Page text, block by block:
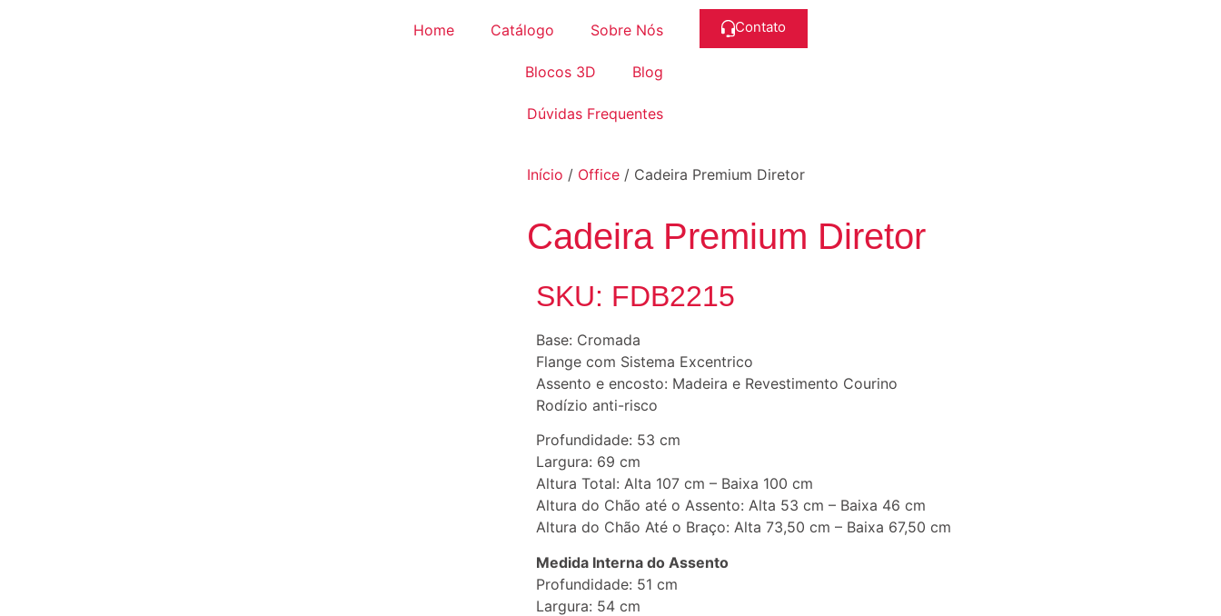
Home Catálogo Sobre Nós
Blocos 3D Blog
Dúvidas Frequentes
Contato
Início / Office / Cadeira Premium Diretor
Cadeira Premium Diretor
SKU: FDB2215
Base: Cromada
Flange com Sistema Excentrico
Assento e encosto: Madeira e Revestimento Courino
Rodízio anti-risco
Profundidade: 53 cm
Largura: 69 cm
Altura Total: Alta 107 cm – Baixa 100 cm
Altura do Chão até o Assento: Alta 53 cm – Baixa 46 cm
Altura do Chão Até o Braço: Alta 73,50 cm – Baixa 67,50 cm
Medida Interna do Assento
Profundidade: 51 cm
Largura: 54 cm